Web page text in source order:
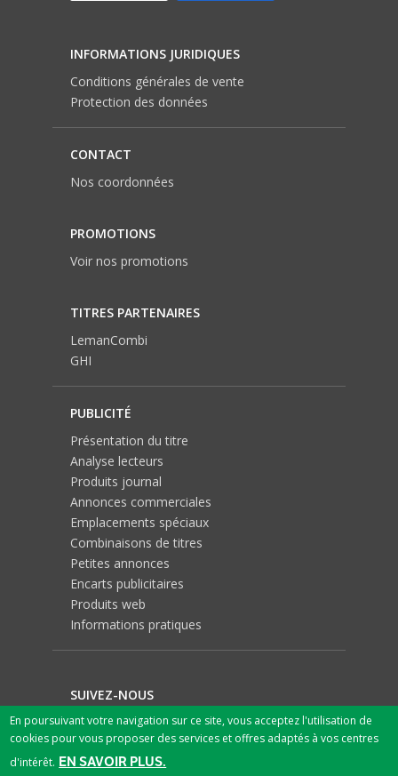
INFORMATIONS JURIDIQUES
Conditions générales de vente
Protection des données
CONTACT
Nos coordonnées
PROMOTIONS
Voir nos promotions
TITRES PARTENAIRES
LemanCombi
GHI
PUBLICITÉ
Présentation du titre
Analyse lecteurs
Produits journal
Annonces commerciales
Emplacements spéciaux
Combinaisons de titres
Petites annonces
Encarts publicitaires
Produits web
Informations pratiques
SUIVEZ-NOUS
En poursuivant votre navigation sur ce site, vous acceptez l'utilisation de
cookies pour vous proposer des services et offres adaptés à vos centres
d'intérêt. EN SAVOIR PLUS.